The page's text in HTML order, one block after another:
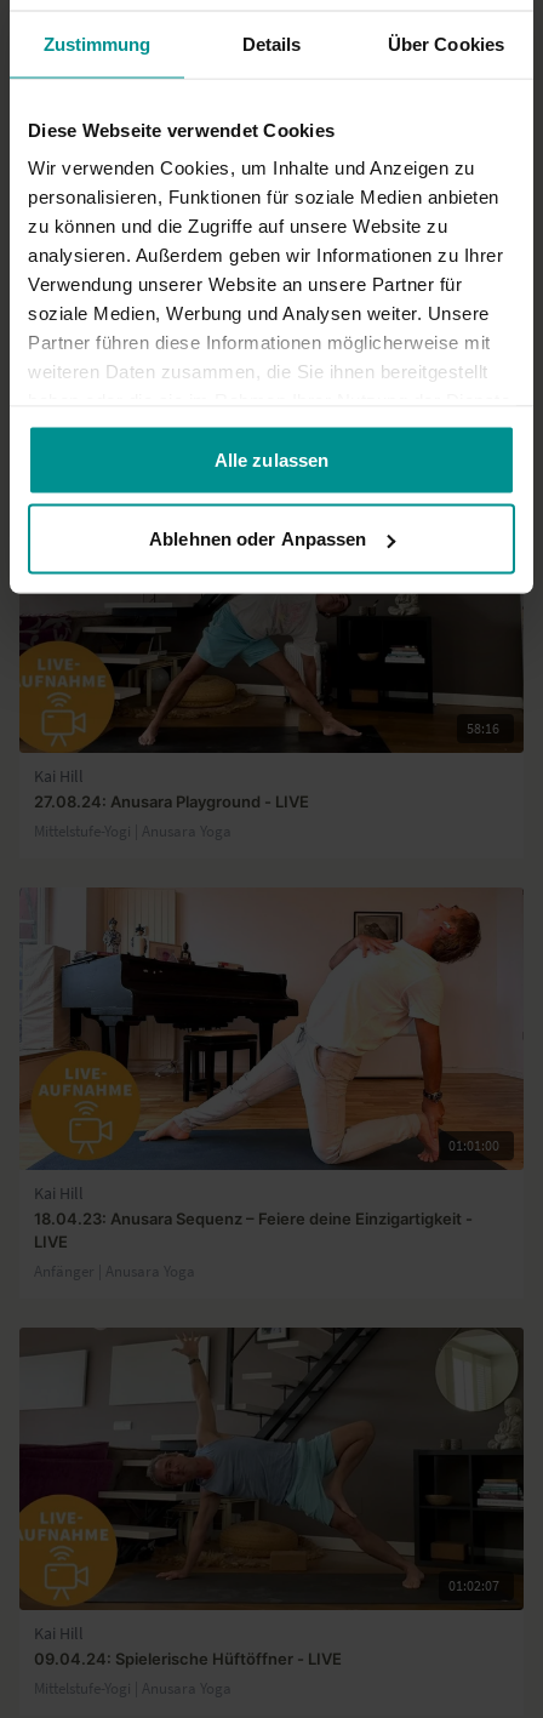
Zustimmung Details Über Cookies
Diese Webseite verwendet Cookies
Wir verwenden Cookies, um Inhalte und Anzeigen zu
personalisieren, Funktionen für soziale Medien anbieten
zu können und die Zugriffe auf unsere Website zu
analysieren. Außerdem geben wir Informationen zu Ihrer
Verwendung unserer Website an unsere Partner für
soziale Medien, Werbung und Analysen weiter. Unsere
Partner führen diese Informationen möglicherweise mit
weiteren Daten zusammen, die Sie ihnen bereitgestellt
gesammelt haben.
Alle zulassen
Ablehnen oder Anpassen
01:01:04
03.06.24: Anusara Yoga — Armbalancen - LIVE
58:16
Kai Hill
27.08.24: Anusara Playground - LIVE
Mittelstufe-Yogi | Anusara Yoga
01:01:00
Kai Hill
18.04.23: Anusara Sequenz – Feiere deine Einzigartigkeit -
LIVE
Anfänger | Anusara Yoga
01:02:07
Kai Hill
09.04.24: Spielerische Hüftöffner - LIVE
Mittelstufe-Yogi | Anusara Yoga